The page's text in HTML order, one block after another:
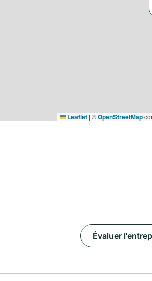
Leaflet | ©OpenStreetMap
Évaluer